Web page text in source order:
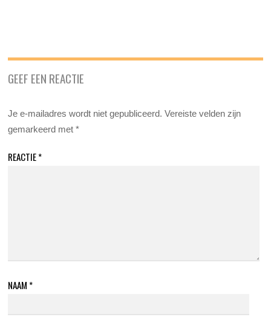
GEEF EEN REACTIE
Je e-mailadres wordt niet gepubliceerd. Vereiste velden zijn
gemarkeerd met*
REACTIE*
NAAM *